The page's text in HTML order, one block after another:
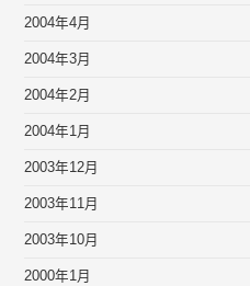
2004年4月
2004年3月
2004年2月
2004年1月
2003年12月
2003年11月
2003年10月
2000年1月